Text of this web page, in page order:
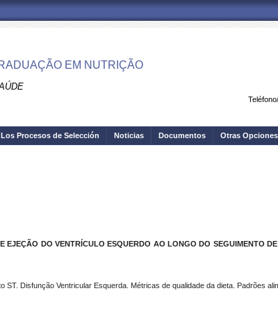
EM NUTRIÇÃO
Los Procesos de Selección Noticias Documentos Otras Opciones
DO VENTRÍCULO ESQUERDO AO LONGO DO SEGUIMENTO
Disfunção Ventricular Esquerda. Métricas de qualidade da dieta. Padrões